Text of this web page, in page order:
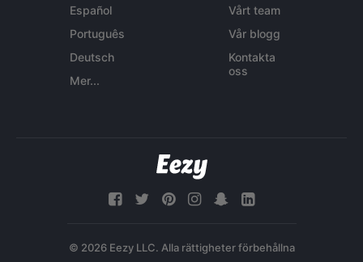
Español
Português
Deutsch
Mer...
Vårt team
Vår blogg
Kontakta
oss
© 2026 Eezy LLC. Alla rättigheter förbehållna